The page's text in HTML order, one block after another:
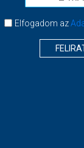
Elfogadom az